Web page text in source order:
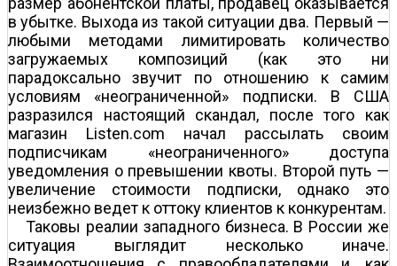
в убытке. Выхода из такой ситуации два. Первый —
любыми методами лимитировать количество
загружаемых композиций (как это ни
парадоксально звучит по отношению к самим
условиям «неограниченной» подписки. В США
разразился настоящий скандал, после того как
магазин Listen.com начал рассылать своим
подписчикам «неограниченного» доступа
уведомления о превышении квоты. Второй путь —
увеличение стоимости подписки, однако это
неизбежно ведет к оттоку клиентов к конкурентам.
Таковы реалии западного бизнеса. В России же
ситуация выглядит несколько иначе.